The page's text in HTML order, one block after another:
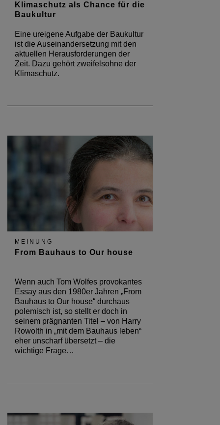
Klimaschutz als Chance für die
Baukultur
Eine ureigene Aufgabe der Baukultur
ist die Auseinandersetzung mit den
aktuellen Herausforderungen der
Zeit. Dazu gehört zweifelsohne der
Klimaschutz.
MEINUNG
From Bauhaus to Our house
Wenn auch Tom Wolfes provokantes
Essay aus den 1980er Jahren „From
Bauhaus to Our house“ durchaus
polemisch ist, so stellt er doch in
seinem prägnanten Titel – von Harry
Rowolth in „mit dem Bauhaus leben“
eher unscharf übersetzt – die
wichtige Frage…